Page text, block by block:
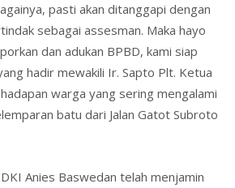
pasti akan ditanggapi dengan
sebagai assesman. Maka hayo
dan adukan BPBD, kami siap
hadir mewakili Ir. Sapto Plt. Ketua
warga yang sering mengalami
batu dari Jalan Gatot Subroto
Anies Baswedan telah menjamin